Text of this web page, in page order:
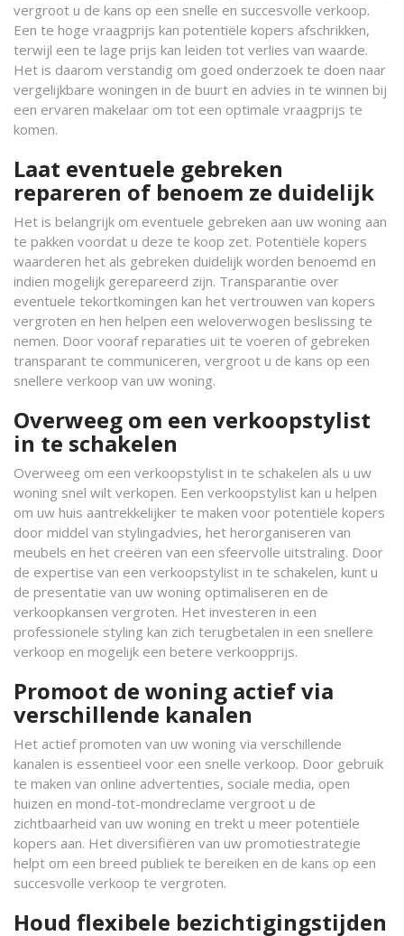
vergroot u de kans op een snelle en succesvolle verkoop.
Een te hoge vraagprijs kan potentiële kopers afschrikken,
terwijl een te lage prijs kan leiden tot verlies van waarde.
Het is daarom verstandig om goed onderzoek te doen naar
vergelijkbare woningen in de buurt en advies in te winnen bij
een ervaren makelaar om tot een optimale vraagprijs te
komen.
Laat eventuele gebreken
repareren of benoem ze duidelijk
Het is belangrijk om eventuele gebreken aan uw woning aan
te pakken voordat u deze te koop zet. Potentiële kopers
waarderen het als gebreken duidelijk worden benoemd en
indien mogelijk gerepareerd zijn. Transparantie over
eventuele tekortkomingen kan het vertrouwen van kopers
vergroten en hen helpen een weloverwogen beslissing te
nemen. Door vooraf reparaties uit te voeren of gebreken
transparant te communiceren, vergroot u de kans op een
snellere verkoop van uw woning.
Overweeg om een verkoopstylist
in te schakelen
Overweeg om een verkoopstylist in te schakelen als u uw
woning snel wilt verkopen. Een verkoopstylist kan u helpen
om uw huis aantrekkelijker te maken voor potentiële kopers
door middel van stylingadvies, het herorganiseren van
meubels en het creëren van een sfeervolle uitstraling. Door
de expertise van een verkoopstylist in te schakelen, kunt u
de presentatie van uw woning optimaliseren en de
verkoopkansen vergroten. Het investeren in een
professionele styling kan zich terugbetalen in een snellere
verkoop en mogelijk een betere verkoopprijs.
Promoot de woning actief via
verschillende kanalen
Het actief promoten van uw woning via verschillende
kanalen is essentieel voor een snelle verkoop. Door gebruik
te maken van online advertenties, sociale media, open
huizen en mond-tot-mondreclame vergroot u de
zichtbaarheid van uw woning en trekt u meer potentiële
kopers aan. Het diversifiëren van uw promotiestrategie
helpt om een breed publiek te bereiken en de kans op een
succesvolle verkoop te vergroten.
Houd flexibele bezichtigingstijden